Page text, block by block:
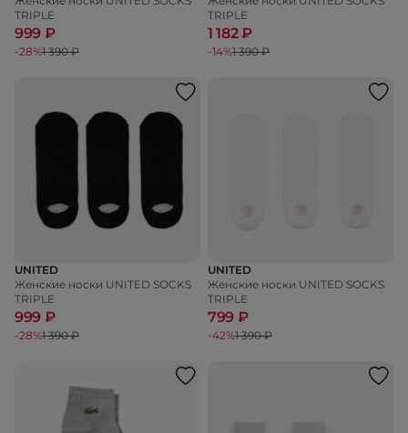
TRIPLE
999 ₽
-28%1 390 ₽
TRIPLE
1 182 ₽
-14%1 390 ₽
UNITED
Женские носки UNITED SOCKS
TRIPLE
999 ₽
-28%1 390 ₽
UNITED
Женские носки UNITED SOCKS
TRIPLE
799 ₽
-42%1 390 ₽